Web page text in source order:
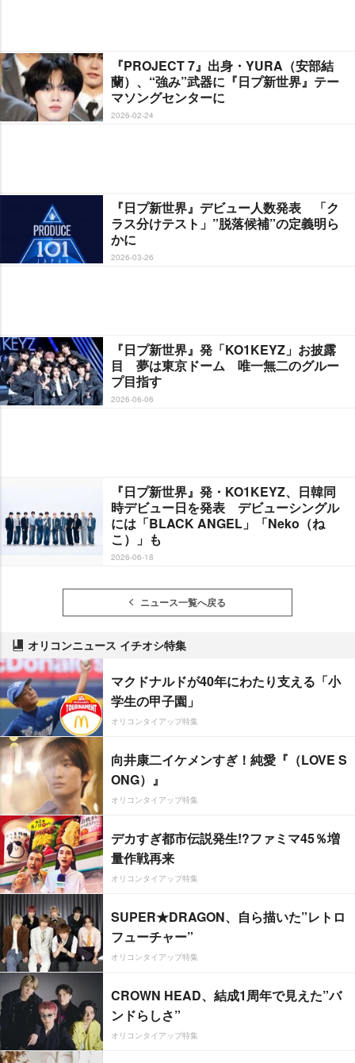
『PROJECT 7』出身・YURA（安部結
蘭）、“強み”武器に『日プ新世界』テー
マソングセンターに
2026-02-24
『日プ新世界』デビュー人数発表 「ク
ラス分けテスト」”脱落候補”の定義明ら
かに
2026-03-26
『日プ新世界』発「KO1KEYZ」お披露
目 夢は東京ドーム 唯一無二のグルー
プ目指す
2026-06-06
『日プ新世界』発・KO1KEYZ、日韓同
時デビュー日を発表 デビューシングル
には「BLACK ANGEL」「Neko（ね
こ）」も
2026-06-18
ニュース一覧へ戻る
オリコンニュース イチオシ特集
マクドナルドが40年にわたり支える「小
学生の甲子園」
オリコンタイアップ特集
向井康二イケメンすぎ！純愛『（LOVE S
ONG）』
オリコンタイアップ特集
デカすぎ都市伝説発生!?ファミマ45％増
量作戦再来
オリコンタイアップ特集
SUPER★DRAGON、自ら描いた”レトロ
フューチャー”
オリコンタイアップ特集
CROWN HEAD、結成1周年で見えた”バ
ンドらしさ”
オリコンタイアップ特集